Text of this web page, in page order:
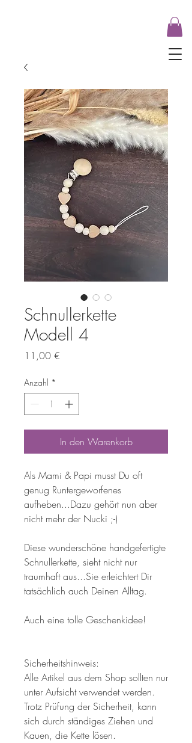
Schnullerkette
Modell 4
11,00 €
Anzahl *
In den Warenkorb
Als Mami & Papi musst Du oft
genug Runtergeworfenes
aufheben...Dazu gehört nun aber
nicht mehr der Nucki ;-)
Diese wunderschöne handgefertigte
Schnullerkette, sieht nicht nur
traumhaft aus...Sie erleichtert Dir
tatsächlich auch Deinen Alltag.
Auch eine tolle Geschenkidee!
Sicherheitshinweis:
Alle Artikel aus dem Shop sollten nur
unter Aufsicht verwendet werden.
Trotz Prüfung der Sicherheit, kann
sich durch ständiges Ziehen und
Kauen, die Kette lösen.